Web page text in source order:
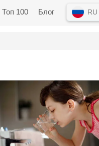
Топ 100 Блог RU